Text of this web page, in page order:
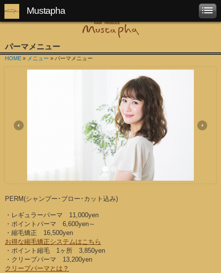
Mustapha
パーマメニュー
HOME » メニュー » パーマメニュー
PERM(シャンプー･ブロー･カット込み)
・レギュラーパーマ 11,000yen
・ポイントパーマ 6,600yen～
・縮毛矯正 16,500yen
お得な縮毛矯正システムはこちら
・ポイント縮毛 1ヶ所 3,850yen
・クリープパーマ 13,200yen
クリープパーマとは？